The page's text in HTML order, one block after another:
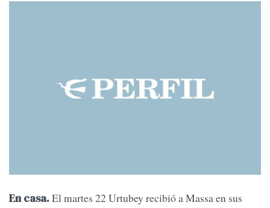
En casa.El martes 22 Urtubey recibió a Massa en sus